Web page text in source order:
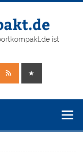
ist